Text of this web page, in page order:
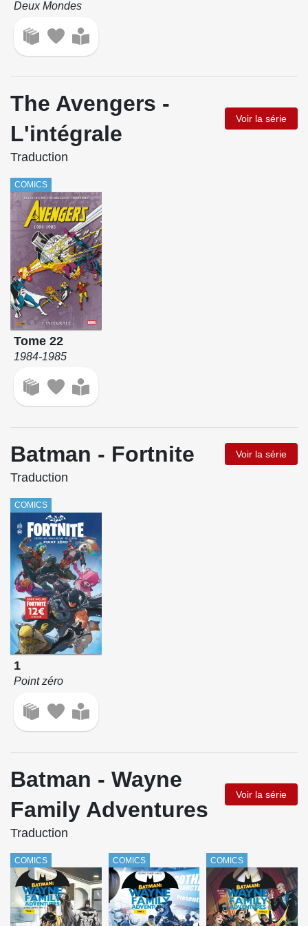
Wuvable Oaf
X-Cellent
X-Men - La Collection Mutante
Deux Mondes
The Avengers -
L'intégrale
Voir la série
Traduction
COMICS
Tome 22
1984-1985
Batman - Fortnite Voir la série
Traduction
COMICS
1
Point zéro
Batman - Wayne
Family Adventures
Voir la série
Traduction
COMICS COMICS COMICS